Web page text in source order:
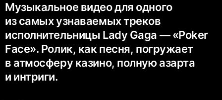
Музыкальное видео для одного
из самых узнаваемых треков
исполнительницы Lady Gaga — «Poker
Face». Ролик, как песня, погружает
в атмосферу казино, полную азарта
и интриги.